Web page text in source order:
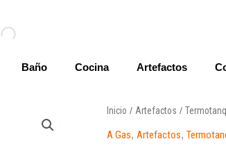
Baño Cocina Artefactos
Inicio /Artefactos /
A Gas,Artefactos,